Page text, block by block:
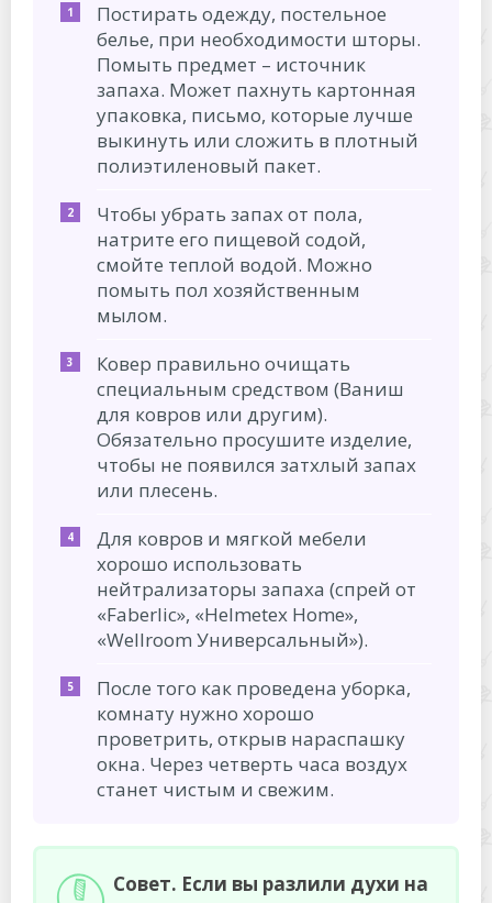
Постирать одежду, постельное
белье, при необходимости шторы.
Помыть предмет – источник
запаха. Может пахнуть картонная
упаковка, письмо, которые лучше
выкинуть или сложить в плотный
полиэтиленовый пакет.
Чтобы убрать запах от пола,
натрите его пищевой содой,
смойте теплой водой. Можно
помыть пол хозяйственным
мылом.
Ковер правильно очищать
специальным средством (Ваниш
для ковров или другим).
Обязательно просушите изделие,
чтобы не появился затхлый запах
или плесень.
Для ковров и мягкой мебели
хорошо использовать
нейтрализаторы запаха (спрей от
«Faberlic», «Helmetex Home»,
«Wellroom Универсальный»).
После того как проведена уборка,
комнату нужно хорошо
проветрить, открыв нараспашку
окна. Через четверть часа воздух
станет чистым и свежим.
Совет. Если вы разлили духи на